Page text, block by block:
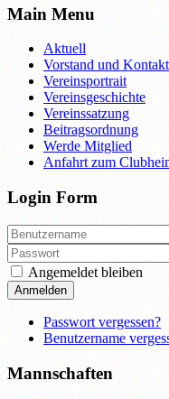
Main Menu
Aktuell
Vorstand und
Vereinsportrait
Vereinsgeschichte
Vereinssatzung
Beitragsordnung
Werde Mitglied
Anfahrt zum
Login Form
Angemeldet bleiben
Anmelden
Passwort vergessen?
Benutzername
Mannschaften